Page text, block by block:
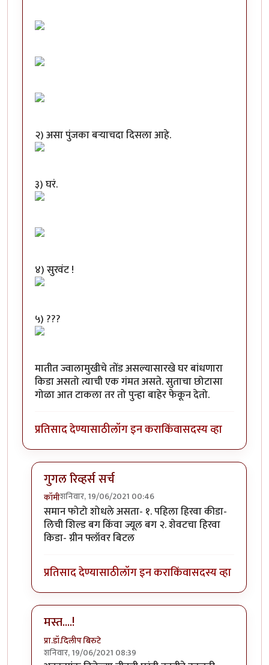
२) असा पुंजका बऱ्याचदा दिसला आहे.
३) घरं.
४) सुरवंट !
५) ???
मातीत ज्वालामुखीचे तोंड असल्यासारखे घर बांधणारा
किडा असतो त्याची एक गंमत असते. सुताचा छोटासा
गोळा आत टाकला तर तो पुन्हा बाहेर फेकून देतो.
प्रतिसाद देण्यासाठीलॉग इन कराकिंवासदस्य व्हा
गुगल रिव्हर्स सर्च
कॉमीशनिवार, 19/06/2021 00:46
In reply toमाझ्या कॅमेऱ्यातले काही किडे.byकॉमी
समान फोटो शोधले असता- १. पहिला हिरवा कीडा-
लिची शिल्ड बग किंवा ज्यूल बग २. शेवटचा हिरवा
किडा- ग्रीन फ्लॉवर बिटल
प्रतिसाद देण्यासाठीलॉग इन कराकिंवासदस्य व्हा
मस्त....!
प्रा.डॉ.दिलीप बिरुटे
शनिवार, 19/06/2021 08:39